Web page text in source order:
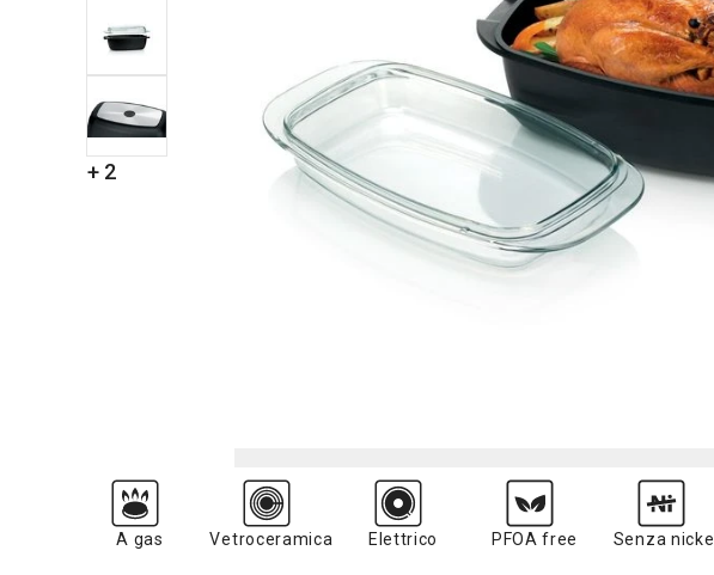
+ 2
A gas Vetroceramica Elettrico PFOA free Senza nickel